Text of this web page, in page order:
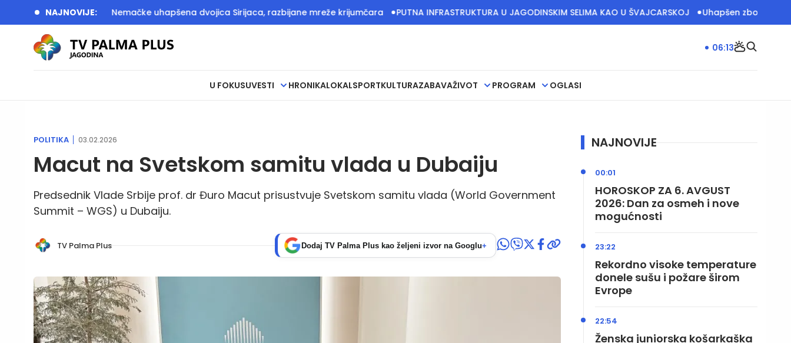
NAJNOVIJE:
U akciji Srbije i Nemačke uhapšena dvojica Sirijaca, razbijane mreže krijumčara PUTNA INFRASTRUKTURA U JAGODINSKIM SELIMA KAO U ŠVAJCARSKOJ Uhapšen zbog sumnje da je
U FOKUSUVESTI HRONIKALOKALSPORTKULTURAZABAVAŽIVOT PROGRAM OGLASI
06:14
POLITIKA 03.02.2026
Macut na Svetskom samitu vlada u Dubaiju
Predsednik Vlade Srbije prof. dr Đuro Macut prisustvuje Svetskom samitu vlada (World Government
Summit – WGS) u Dubaiju.
TV Palma Plus Dodaj TV Palma Plus kao željeni izvor na Googlu+
NAJNOVIJE
HOROSKOP ZA 6. AVGUST
2026: Dan za osmeh i nove
mogućnosti
00:01
Rekordno visoke temperature
donele sušu i požare širom
Evrope
23:22
Ženska juniorska košarkaška
22:54